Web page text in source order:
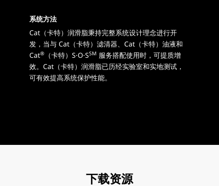
系统方法
Cat（卡特）润滑脂秉持完整系统设计理念进行开
发，当与 Cat（卡特）滤清器、Cat（卡特）油液和
Cat® （卡特）S·O·SSM 服务搭配使用时，可提质增
效。Cat（卡特）润滑脂已历经实验室和实地测试，
可有效提高系统保护性能。
下载资源